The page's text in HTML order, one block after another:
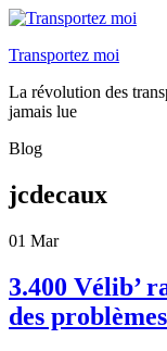
Transportez moi
La révolution des
jamais lue
Blog
jcdecaux
01 Mar
3.400 Vélib’
des